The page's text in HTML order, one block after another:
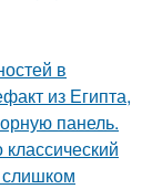
в
из Египта,
панель.
слишком